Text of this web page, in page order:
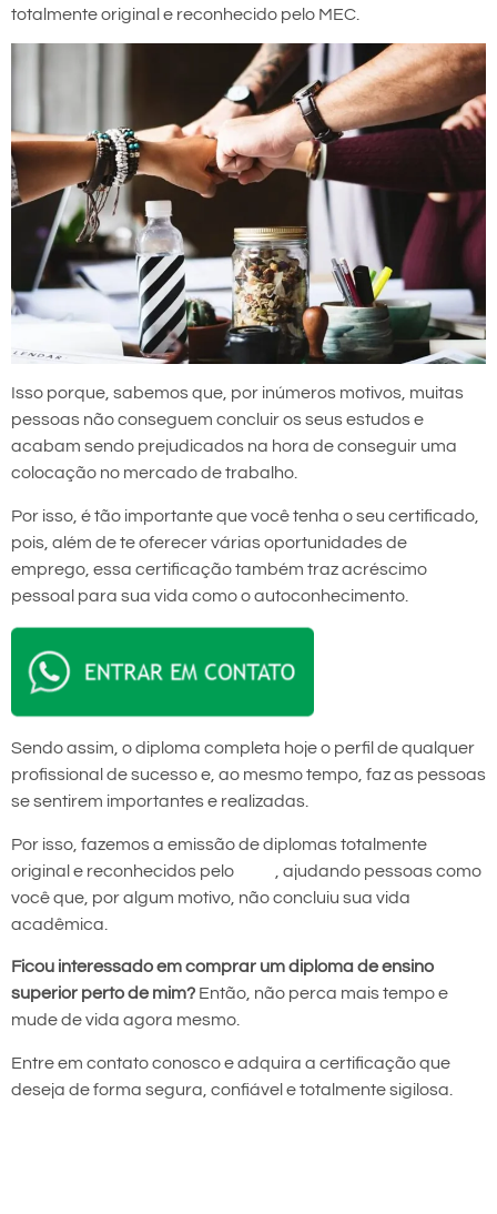
totalmente original e reconhecido pelo MEC.
Isso porque, sabemos que, por inúmeros motivos, muitas
pessoas não conseguem concluir os seus estudos e
acabam sendo prejudicados na hora de conseguir uma
colocação no mercado de trabalho.
Por isso, é tão importante que você tenha o seu certificado,
pois, além de te oferecer várias oportunidades de
emprego, essa certificação também traz acréscimo
pessoal para sua vida como o autoconhecimento.
Sendo assim, o diploma completa hoje o perfil de qualquer
profissional de sucesso e, ao mesmo tempo, faz as pessoas
se sentirem importantes e realizadas.
Por isso, fazemos a emissão de diplomas totalmente
original e reconhecidos pelo
, ajudando pessoas como
você que, por algum motivo, não concluiu sua vida
acadêmica.
Ficou interessado em comprar um diploma de ensino
superior perto de mim? Então, não perca mais tempo e
mude de vida agora mesmo.
Entre em contato conosco e adquira a certificação que
deseja de forma segura, confiável e totalmente sigilosa.